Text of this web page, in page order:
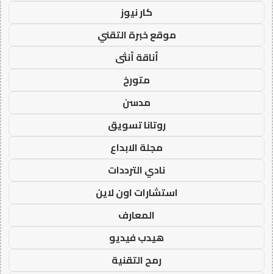
كار نيوز
موقع خبرة التقني
أناقة أنثى
متورخ
مدسن
روتانا تسويق
مجلة الابداع
نادي الترددات
استشارات اون لاين
المعارف
هيدب فيديو
رمح التقنية